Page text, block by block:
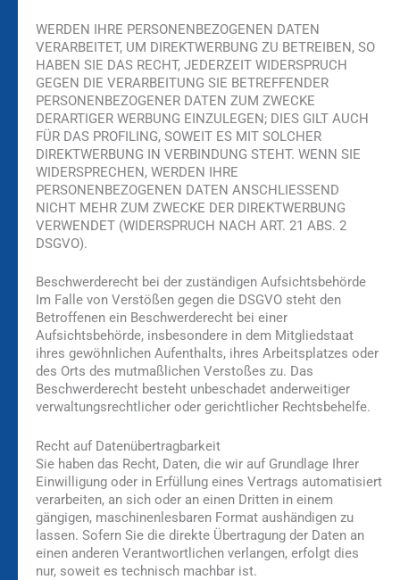
WERDEN IHRE PERSONENBEZOGENEN DATEN
VERARBEITET, UM DIREKTWERBUNG ZU BETREIBEN, SO
HABEN SIE DAS RECHT, JEDERZEIT WIDERSPRUCH
GEGEN DIE VERARBEITUNG SIE BETREFFENDER
PERSONENBEZOGENER DATEN ZUM ZWECKE
DERARTIGER WERBUNG EINZULEGEN; DIES GILT AUCH
FÜR DAS PROFILING, SOWEIT ES MIT SOLCHER
DIREKTWERBUNG IN VERBINDUNG STEHT. WENN SIE
WIDERSPRECHEN, WERDEN IHRE
PERSONENBEZOGENEN DATEN ANSCHLIESSEND
NICHT MEHR ZUM ZWECKE DER DIREKTWERBUNG
VERWENDET (WIDERSPRUCH NACH ART. 21 ABS. 2
DSGVO).
Beschwerde­recht bei der zuständigen Aufsichts­behörde
Im Falle von Verstößen gegen die DSGVO steht den
Betroffenen ein Beschwerderecht bei einer
Aufsichtsbehörde, insbesondere in dem Mitgliedstaat
ihres gewöhnlichen Aufenthalts, ihres Arbeitsplatzes oder
des Orts des mutmaßlichen Verstoßes zu. Das
Beschwerderecht besteht unbeschadet anderweitiger
verwaltungsrechtlicher oder gerichtlicher Rechtsbehelfe.
Recht auf Daten­übertrag­barkeit
Sie haben das Recht, Daten, die wir auf Grundlage Ihrer
Einwilligung oder in Erfüllung eines Vertrags automatisiert
verarbeiten, an sich oder an einen Dritten in einem
gängigen, maschinenlesbaren Format aushändigen zu
lassen. Sofern Sie die direkte Übertragung der Daten an
einen anderen Verantwortlichen verlangen, erfolgt dies
nur, soweit es technisch machbar ist.